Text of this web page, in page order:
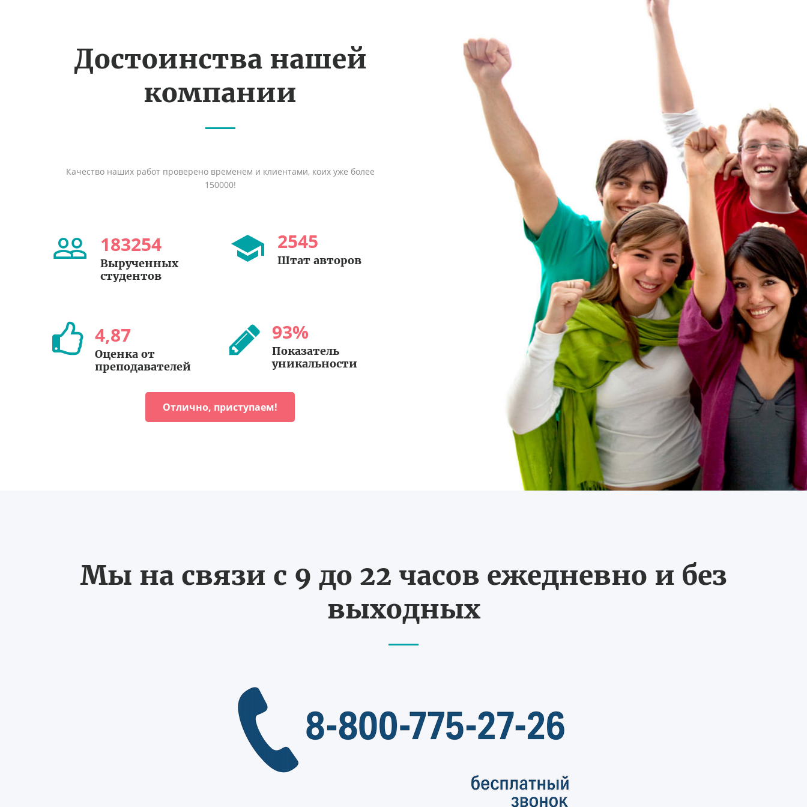
Достоинства нашей
компании
Качество наших работ проверено временем и клиентами, коих уже более
150000!
183254
Вырученных
студентов
2545
Штат авторов
4,87
Оценка от
преподавателей
93%
Показатель
уникальности
Отлично, приступаем!
Мы на связи с 9 до 22 часов ежедневно и без
выходных